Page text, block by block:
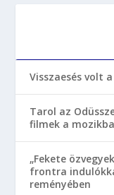
Visszaesés volt
Tarol az
filmek a mozikba
„Fekete
frontra
reményében